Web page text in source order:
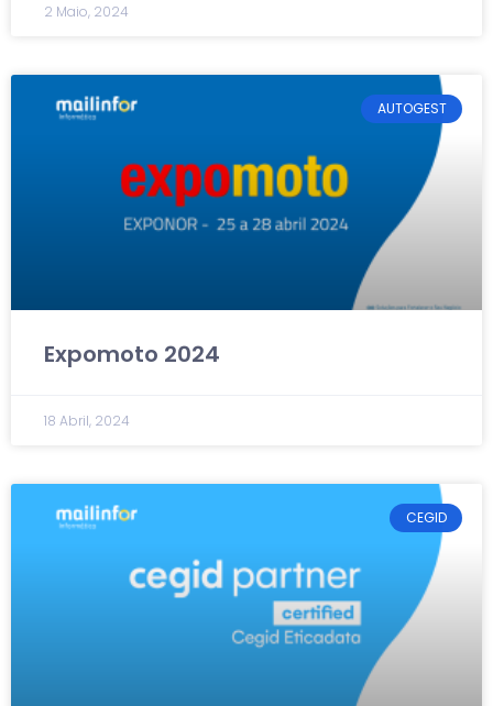
2 Maio, 2024
AUTOGEST
Expomoto 2024
18 Abril, 2024
CEGID